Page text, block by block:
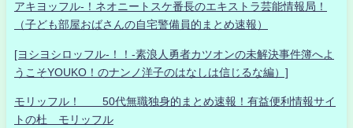
アキヨッフル-！ネオニートスケ番長のエキストラ芸能情報局！
（子ども部屋おばさんの自宅警備員的まとめ速報）
[ヨシヨシロッフル-！！-素浪人勇者カツオンの未解決事件簿へよ
うこそYOUKO！のナンノ洋子のはなしは信じるな編）]
モリッフル！ 50代無職独身的まとめ速報！有益便利情報サイ
トの杜 モリッフル